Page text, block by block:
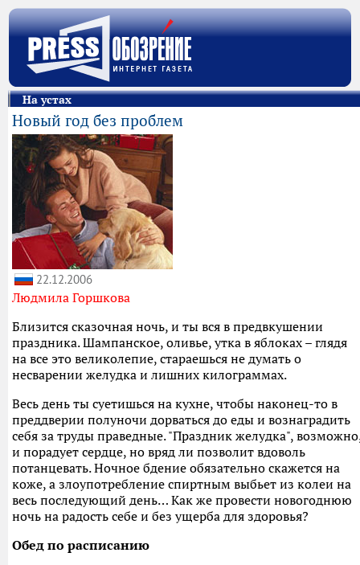
На устах
Новый год без проблем
22.12.2006
Людмила Горшкова
Близится сказочная ночь, и ты вся в предвкушении
праздника. Шампанское, оливье, утка в яблоках – глядя
на все это великолепие, стараешься не думать о
несварении желудка и лишних килограммах.
Весь день ты суетишься на кухне, чтобы наконец-то в
преддверии полуночи дорваться до еды и вознаградить
себя за труды праведные. "Праздник желудка",
и порадует сердце, но вряд ли позволит вдоволь
потанцевать. Ночное бдение обязательно скажется на
коже, а злоупотребление спиртным выбьет из колеи на
весь последующий день… Как же провести новогоднюю
ночь на радость себе и без ущерба для здоровья?
Обед по расписанию